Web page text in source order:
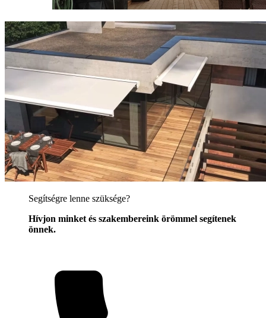
Segítségre lenne szüksége?
Hívjon minket és szakembereink örömmel segítenek
önnek.